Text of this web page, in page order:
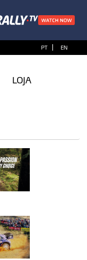
PT | EN
LOJA